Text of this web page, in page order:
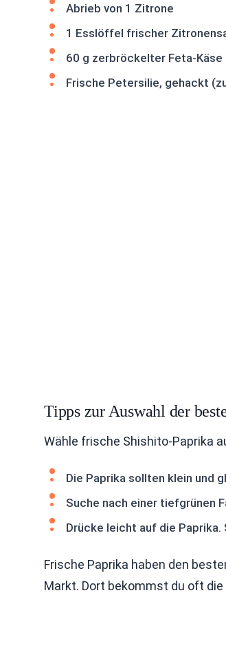
Abrieb von 1 Zitrone
1 Esslöffel frischer
60 g zerbröckelter Feta-Käse
Frische Petersilie, gehackt
Tipps zur Auswahl der
Wähle frische Shishito-Paprika
Die Paprika sollten klein und
Suche nach einer tiefgrünen
Drücke leicht auf die
Frische Paprika haben den
Markt. Dort bekommst du oft